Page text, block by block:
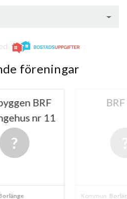
föreningar
BRF
nr 11
Kommun